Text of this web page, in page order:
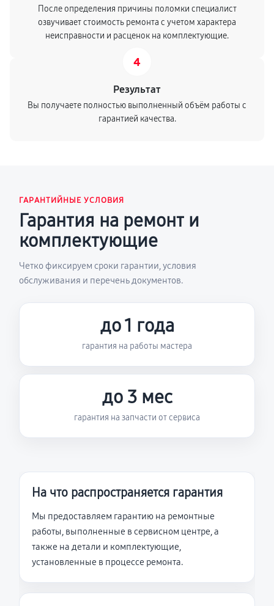
После определения причины поломки специалист
озвучивает стоимость ремонта с учетом характера
неисправности и расценок на комплектующие.
4
Результат
Вы получаете полностью выполненный объём работы с
гарантией качества.
ГАРАНТИЙНЫЕ УСЛОВИЯ
Гарантия на ремонт и
комплектующие
Четко фиксируем сроки гарантии, условия
обслуживания и перечень документов.
до 1 года
гарантия на работы мастера
до 3 мес
гарантия на запчасти от сервиса
На что распространяется гарантия
Мы предоставляем гарантию на ремонтные
работы, выполненные в сервисном центре, а
также на детали и комплектующие,
установленные в процессе ремонта.